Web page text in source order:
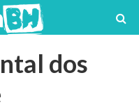
dos